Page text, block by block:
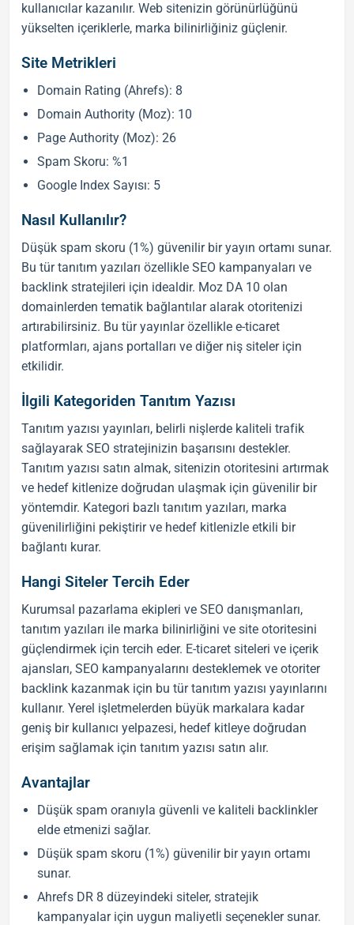
kullanıcılar kazanılır. Web sitenizin görünürlüğünü
yükselten içeriklerle, marka bilinirliğiniz güçlenir.
Site Metrikleri
Domain Rating (Ahrefs): 8
Domain Authority (Moz): 10
Page Authority (Moz): 26
Spam Skoru: %1
Google Index Sayısı: 5
Nasıl Kullanılır?
Düşük spam skoru (1%) güvenilir bir yayın ortamı sunar.
Bu türtanıtım yazıları özellikleSEO kampanyaları ve
backlink stratejileri için idealdir. Moz DA 10 olan
domainlerden tematik bağlantılar alarak otoritenizi
artırabilirsiniz. Bu tür yayınlar özellikle e-ticaret
platformları, ajans portalları ve diğer niş siteler için
etkilidir.
İlgili Kategoriden Tanıtım Yazısı
Tanıtım yazısı yayınları, belirli nişlerde kaliteli trafik
sağlayarakSEO stratejinizin başarısını destekler.
Tanıtım yazısı satın almak, sitenizin otoritesini artırmak
ve hedef kitlenize doğrudan ulaşmak için güvenilir bir
yöntemdir. Kategori bazlıtanıtım yazıları, marka
güvenilirliğini pekiştirir ve hedef kitlenizle etkili bir
bağlantı kurar.
Hangi Siteler Tercih Eder
Kurumsal pazarlama ekipleri veSEO danışmanları,
tanıtım yazıları ile marka bilinirliğini ve site otoritesini
güçlendirmek için tercih eder. E-ticaret siteleri ve içerik
ajansları,SEO kampanyalarını desteklemek ve otoriter
backlink kazanmak için bu türtanıtım yazısı yayınlarını
kullanır. Yerel işletmelerden büyük markalara kadar
geniş bir kullanıcı yelpazesi, hedef kitleye doğrudan
erişim sağlamak içintanıtım yazısı satın alır.
Avantajlar
Düşük spam oranıyla güvenli ve kaliteli backlinkler
elde etmenizi sağlar.
Düşük spam skoru (1%) güvenilir bir yayın ortamı
sunar.
Ahrefs DR 8 düzeyindeki siteler, stratejik
kampanyalar için uygun maliyetli seçenekler sunar.